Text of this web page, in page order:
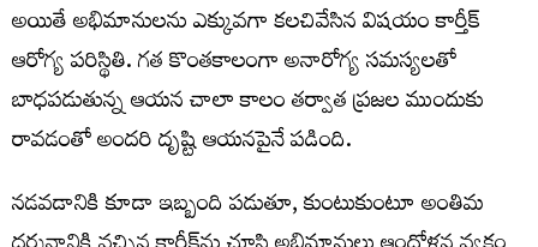
అయితే అభిమానులను ఎక్కువగా కలచివేసిన విషయం కార్తీక్
ఆరోగ్య పరిస్థితి. గత కొంతకాలంగా అనారోగ్య సమస్యలతో
బాధపడుతున్న ఆయన చాలా కాలం తర్వాత ప్రజల ముందుకు
రావడంతో అందరి దృష్టి ఆయనపైనే పడింది.
నడవడానికి కూడా ఇబ్బంది పడుతూ, కుంటుకుంటూ అంతిమ